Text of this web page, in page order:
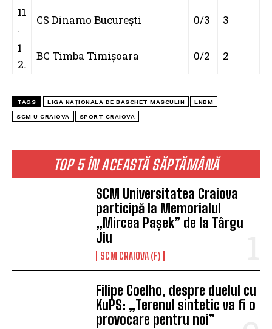
TOP 5 ÎN ACEASTĂ SĂPTĂMÂNĂ
SCM Universitatea Craiova
participă la Memorialul
„Mircea Pașek” de la Târgu
Jiu
SCM CRAIOVA (F)
Filipe Coelho, despre duelul cu
KuPS: „Terenul sintetic va fi o
provocare pentru noi”
11
.
CS Dinamo București 0/3
3
1
2.
BC Timba Timișoara 0/2 2
TAGS LIGA NAȚIONALA DE BASCHET MASCULIN LNBM
SCM U CRAIOVA SPORT CRAIOVA